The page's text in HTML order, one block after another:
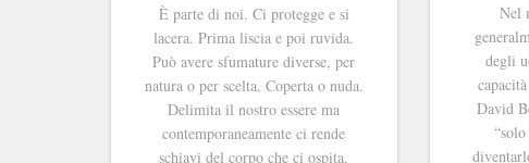
È parte di noi. Ci protegge e si
lacera. Prima liscia e poi ruvida.
Può avere sfumature diverse, per
natura o per scelta. Coperta o nuda.
Delimita il nostro essere ma
contemporaneamente ci rende
schiavi del corpo che ci ospita.
Nel
degli
David